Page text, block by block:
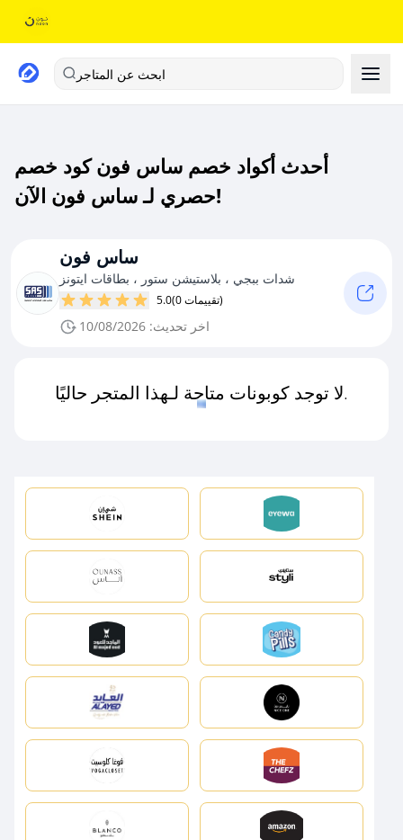
ابحث عن المتاجر
أحدث أكواد خصم ساس فون كود خصم
حصري لـ ساس فون الآن!
ساس فون
شدات ببجي ، بلاستيشن ستور ، بطاقات ايتونز
5.0 (0 تقييمات)
اخر تحديث: 10/08/2026
لا توجد كوبونات متاحة لـهذا المتجر حاليًا.